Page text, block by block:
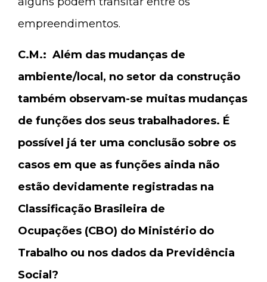
empreendimentos.
C.M.: Além das mudanças de
ambiente/local, no setor da construção
também observam-se muitas mudanças
de funções dos seus trabalhadores. É
possível já ter uma conclusão sobre os
casos em que as funções ainda não
estão devidamente registradas na
Classificação Brasileira de
Ocupações (CBO) do Ministério do
Trabalho ou nos dados da Previdência
Social?